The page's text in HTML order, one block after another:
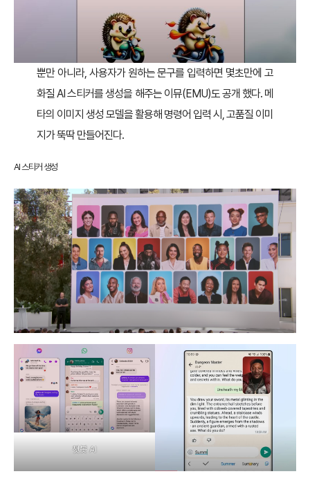
뿐만 아니라, 사용자가 원하는 문구를 입력하면 몇초만에 고
화질 AI 스티커를 생성을 해주는 이뮤(EMU)도 공개 했다. 메
타의 이미지 생성 모델을 활용해 명령어 입력 시, 고품질 이미
지가 뚝딱 만들어진다.
AI 스티커 생성
챗봇 AI